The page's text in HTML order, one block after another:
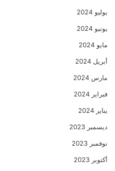
يوليو 2024
يونيو 2024
مايو 2024
أبريل 2024
مارس 2024
فبراير 2024
يناير 2024
ديسمبر 2023
نوفمبر 2023
أكتوبر 2023